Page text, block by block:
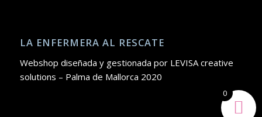
LA ENFERMERA AL RESCATE
Webshop diseñada y gestionada por LEVISA creative
solutions – Palma de Mallorca 2020
0